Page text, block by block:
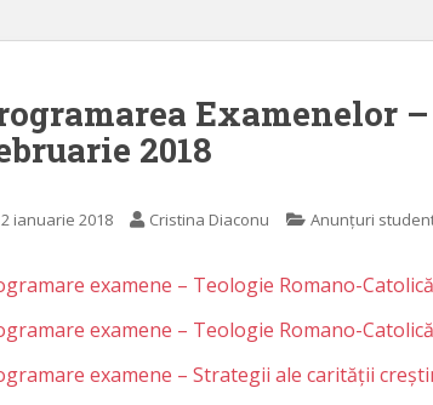
Examenelor
2018
ianuarie 2018 Cristina Diaconu Anunțuri
examene – Teologie Romano-
examene – Teologie Romano-
examene – Strategii ale carității